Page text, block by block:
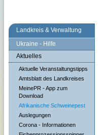
Landkreis & Verwaltung
Ukraine - Hilfe
Aktuelles
Aktuelle Veranstaltungstipps
Amtsblatt des Landkreises
MeinePR - App zum
Download
Afrikanische Schweinepest
Auslegungen
Corona - Informationen